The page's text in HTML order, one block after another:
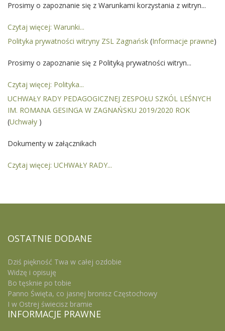
Prosimy o zapoznanie się z Warunkami korzystania z witryn...
Czytaj więcej: Warunki...
Polityka prywatności witryny ZSL Zagnańsk (Informacje prawne)
Prosimy o zapoznanie się z Polityką prywatności witryn...
Czytaj więcej: Polityka...
UCHWAŁY RADY PEDAGOGICZNEJ ZESPOŁU SZKÓL LEŚNYCH
IM. ROMANA GESINGA W ZAGNAŃSKU 2019/2020 ROK
(Uchwały )
Dokumenty w załącznikach
Czytaj więcej: UCHWAŁY RADY...
OSTATNIE DODANE
Dziś piękność Twa w całej ozdobie
Widzę i opisuję
Bo tęsknie po tobie
Panno Święta, co jasnej bronisz Częstochowy
I w Ostrej świecisz bramie
INFORMACJE PRAWNE